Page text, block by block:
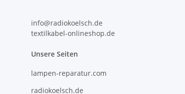
info@radiokoelsch.de
textilkabel-onlineshop.de
Unsere Seiten
lampen-reparatur.com
radiokoelsch.de